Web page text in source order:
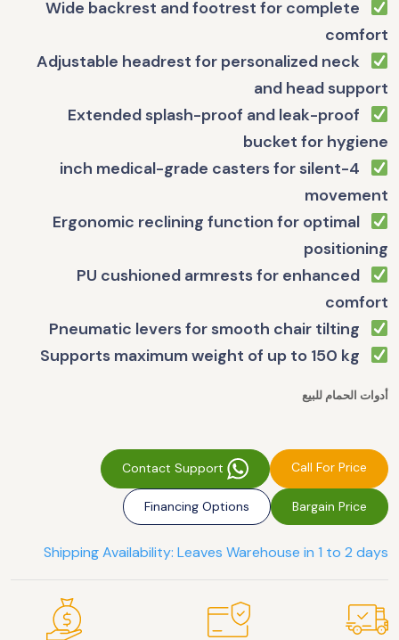
Wide backrest and footrest for complete
comfort
Adjustable headrest for personalized neck
and head support
Extended splash-proof and leak-proof
bucket for hygiene
4-inch medical-grade casters for silent
movement
Ergonomic reclining function for optimal
positioning
PU cushioned armrests for enhanced
comfort
أدوات الحمام للبيع
Call For Price
Bargain Price
Financing Options
Shipping Availability: Leaves Warehouse in 1 to 2 days